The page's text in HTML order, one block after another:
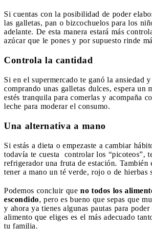
Si cuentas con la posibilidad de poder
las galletas, pan o bizcochuelos para los
adelante. De esta manera estará más
azúcar que le pones y por supuesto rinde
Controla la cantidad
Si en el supermercado te ganó la ansiedad
comprando unas galletas dulces, espera un
estés tranquila para comerlas y acompaña
leche para moderar el consumo.
Una alternativa a mano
Si estás a dieta o empezaste a cambiar
todavía te cuesta
controlar los “picoteos”,
refrigerador una fruta de estación. También
tener a mano un té verde, rojo o de hierbas
Podemos concluir que no todos los
escondido, pero es bueno que sepas que
y ahora ya tienes algunas pautas para
alimento que eliges es el más adecuado
tu familia.